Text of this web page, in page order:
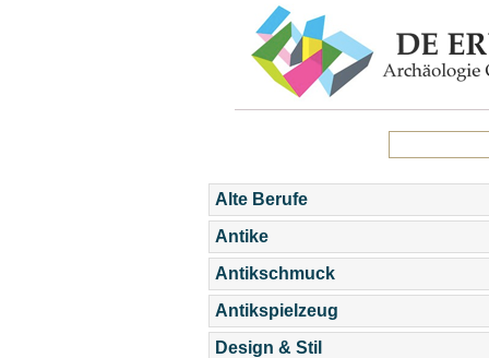
Alte Berufe
Antike
Antikschmuck
Antikspielzeug
Design & Stil